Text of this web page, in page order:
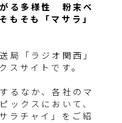
る多様性 粉末ベ
そも「マサラ」
局「ラジオ関西」
スサイトです。
るなか、各社のマ
ックスにおいて、
ラチャイ」をご紹